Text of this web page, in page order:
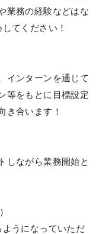
業務の経験などはな
てください！
インターンを通じて
等をもとに目標設定
き合います！
しながら業務開始と
うになっていただ